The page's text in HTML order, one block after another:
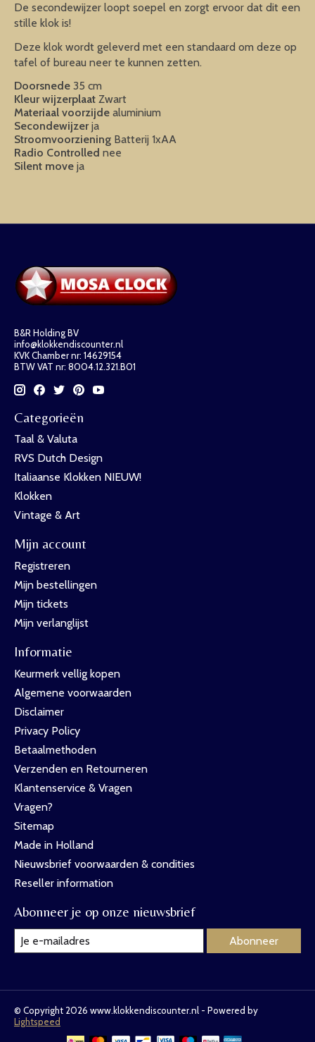
De secondewijzer loopt soepel en zorgt ervoor dat dit een
stille klok is!
Deze klok wordt geleverd met een standaard om deze op
tafel of bureau neer te kunnen zetten.
Doorsnede 35 cm
Kleur wijzerplaat Zwart
Materiaal voorzijde aluminium
Secondewijzer ja
Stroomvoorziening Batterij 1xAA
Radio Controlled nee
Silent move ja
B&R Holding BV
info@klokkendiscounter.nl
KVK Chamber nr: 14629154
BTW VAT nr: 8004.12.321.B01
Categorieën
Taal & Valuta
RVS Dutch Design
Italiaanse Klokken NIEUW!
Klokken
Vintage & Art
Mijn account
Registreren
Mijn bestellingen
Mijn tickets
Mijn verlanglijst
Informatie
Keurmerk vellig kopen
Algemene voorwaarden
Disclaimer
Privacy Policy
Betaalmethoden
Verzenden en Retourneren
Klantenservice & Vragen
Vragen?
Sitemap
Made in Holland
Nieuwsbrief voorwaarden & condities
Reseller information
Abonneer je op onze nieuwsbrief
Abonneer
© Copyright 2026 www.klokkendiscounter.nl - Powered by
Lightspeed